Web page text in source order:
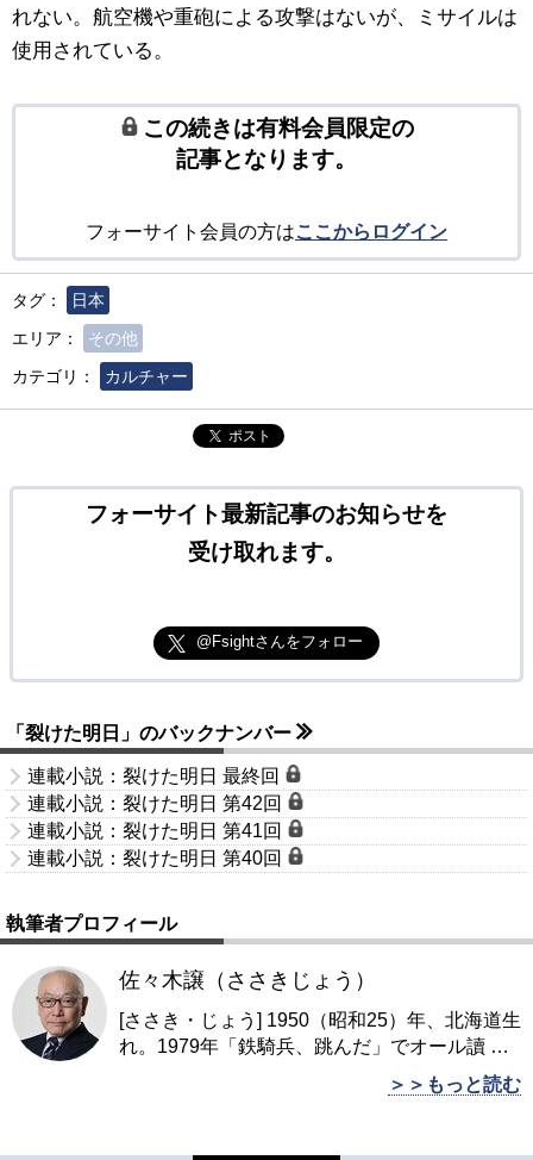
れない。航空機や重砲による攻撃はないが、ミサイルは
使用されている。
この続きは有料会員限定の
記事となります。
フォーサイト会員の方はここからログイン
タグ：
日本
エリア：
その他
カテゴリ：
カルチャー
ポスト
フォーサイト最新記事のお知らせを
受け取れます。
@Fsightさんをフォロー
「裂けた明日」のバックナンバー
連載小説：裂けた明日 最終回
連載小説：裂けた明日 第42回
連載小説：裂けた明日 第41回
連載小説：裂けた明日 第40回
執筆者プロフィール
佐々木譲（ささきじょう）
[ささき・じょう] 1950（昭和25）年、北海道生
れ。1979年「鉄騎兵、跳んだ」でオール讀 …
＞＞もっと読む